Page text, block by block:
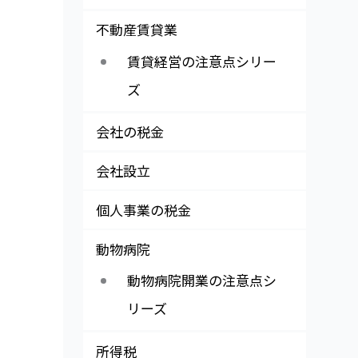
不動産賃貸業
賃貸経営の注意点シリー
ズ
会社の税金
会社設立
個人事業の税金
動物病院
動物病院開業の注意点シ
リーズ
所得税